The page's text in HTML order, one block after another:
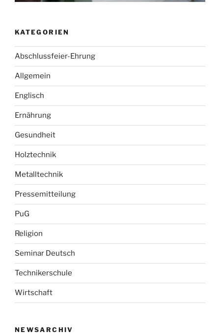
KATEGORIEN
Abschlussfeier-Ehrung
Allgemein
Englisch
Ernährung
Gesundheit
Holztechnik
Metalltechnik
Pressemitteilung
PuG
Religion
Seminar Deutsch
Technikerschule
Wirtschaft
NEWSARCHIV